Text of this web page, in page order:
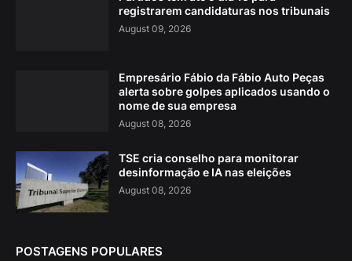
registrarem candidaturas nos tribunais
August 09, 2026
Empresário Fábio da Fábio Auto Peças
alerta sobre golpes aplicados usando o
nome de sua empresa
August 08, 2026
TSE cria conselho para monitorar
desinformação e IA nas eleições
August 08, 2026
POSTAGENS POPULARES